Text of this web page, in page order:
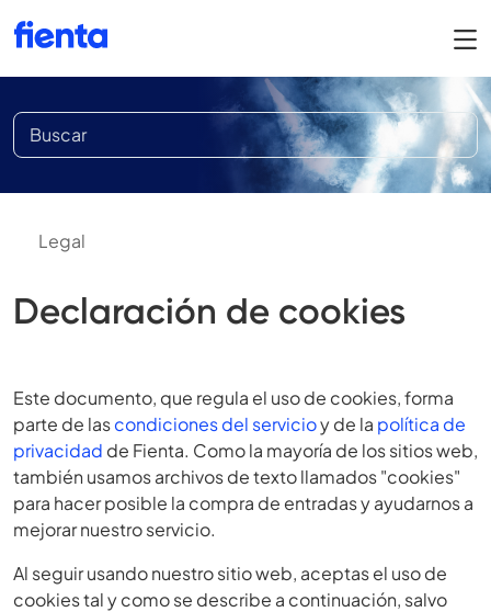
Legal
Declaración de cookies
Este documento, que regula el uso de cookies, forma
parte de lascondiciones del servicioy de la política de
privacidad de Fienta. Como la mayoría de los sitios web,
también usamos archivos de texto llamados "cookies"
para hacer posible la compra de entradas y ayudarnos a
mejorar nuestro servicio.
Al seguir usando nuestro sitio web, aceptas el uso de
cookies tal y como se describe a continuación, salvo